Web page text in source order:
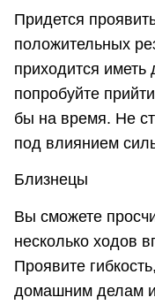
Придется
положительных
приходится иметь
попробуйте
бы на время. Не
под влиянием
Близнецы
Вы сможете
несколько ходов
Проявите
домашним делам